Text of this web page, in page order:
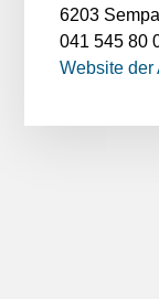
6203
041 545 80
Website der